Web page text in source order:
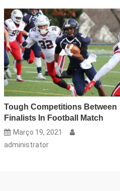
Tough Competitions Between
Finalists In Football Match
Março 19, 2021
administrator